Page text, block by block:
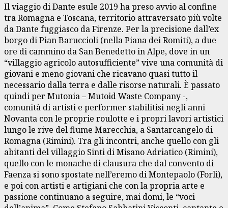
Il viaggio di Dante esule 2019 ha preso avvio al confine
tra Romagna e Toscana, territorio attraversato più volte
da Dante fuggiasco da Firenze. Per la precisione dall’ex
borgo di Pian Baruccioli (nella Piana dei Romiti), a due
ore di cammino da San Benedetto in Alpe, dove in un
“villaggio agricolo autosufficiente” vive una comunità di
giovani e meno giovani che ricavano quasi tutto il
necessario dalla terra e dalle risorse naturali. È passato
quindi per Mutonia – Mutoid Waste Company -,
comunità di artisti e performer stabilitisi negli anni
Novanta con le proprie roulotte e i propri lavori artistici
lungo le rive del fiume Marecchia, a Santarcangelo di
Romagna (Rimini). Tra gli incontri, anche quello con gli
abitanti del villaggio Sinti di Misano Adriatico (Rimini),
quello con le monache di clausura che dal convento di
Faenza si sono spostate nell’eremo di Montepaolo (Forlì),
e poi con artisti e artigiani che con la propria arte e
passione continuano a seguire, mai domi, le “voci